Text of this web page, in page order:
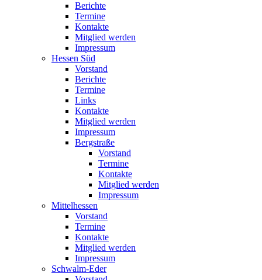
Berichte
Termine
Kontakte
Mitglied werden
Impressum
Hessen Süd
Vorstand
Berichte
Termine
Links
Kontakte
Mitglied werden
Impressum
Bergstraße
Vorstand
Termine
Kontakte
Mitglied werden
Impressum
Mittelhessen
Vorstand
Termine
Kontakte
Mitglied werden
Impressum
Schwalm-Eder